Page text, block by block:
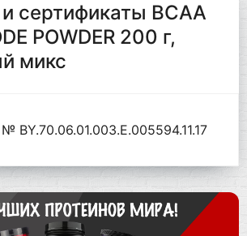
сертификаты BCAA
POWDER 200 г,
микс
BY.70.06.01.003.Е.005594.11.17